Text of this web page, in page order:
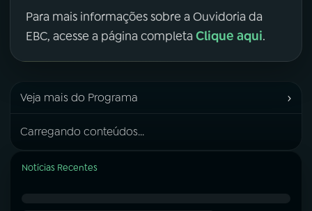
Para mais informações sobre a Ouvidoria da
EBC, acesse a página completa Clique aqui.
Veja mais do Programa ›
Carregando conteúdos...
Notícias Recentes